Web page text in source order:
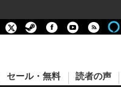
セール・無料 読者の声